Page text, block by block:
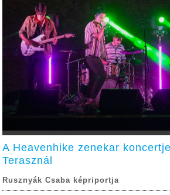
A Heavenhike zenekar
Terasznál
Rusznyák Csaba képriportja